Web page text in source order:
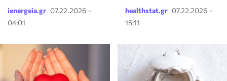
ienergeia.gr 07.22.2026 -
04:01
healthstat.gr 07.22.2026 -
15:11